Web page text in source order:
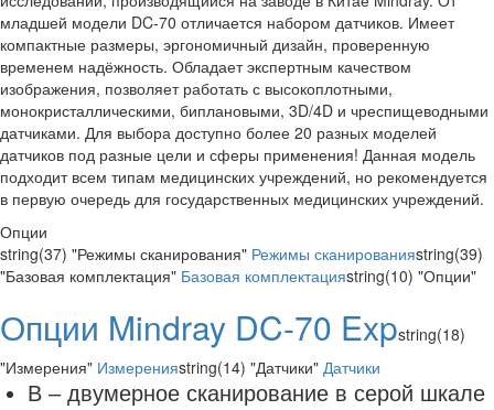
младшей модели DC-70 отличается набором датчиков. Имеет
компактные размеры, эргономичный дизайн, проверенную
временем надёжность. Обладает экспертным качеством
изображения, позволяет работать с высокоплотными,
монокристаллическими, биплановыми, 3D/4D и чреспищеводными
датчиками. Для выбора доступно более 20 разных моделей
датчиков под разные цели и сферы применения! Данная модель
подходит всем типам медицинских учреждений, но рекомендуется
в первую очередь для государственных медицинских учреждений.
Опции
string(37) "Режимы сканирования" Режимы сканированияstring(39)
"Базовая комплектация" Базовая комплектацияstring(10) "Опции"
Опции Mindray DC-70 Expstring(18)
"Измерения" Измеренияstring(14) "Датчики" Датчики
В – двумерное сканирование в серой шкале